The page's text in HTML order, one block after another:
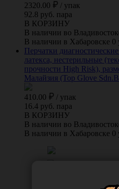
2320.00 / упак
92.8 руб. пара
В КОРЗИНУ
В наличии во
В наличии в Хабаровске 0
Перчатки
латекса, нестерильные
прочности High Risk),
Малайзия (Top Glove
410.00 / упак
16.4 руб. пара
В КОРЗИНУ
В наличии во
В наличии в Хабаровске 0